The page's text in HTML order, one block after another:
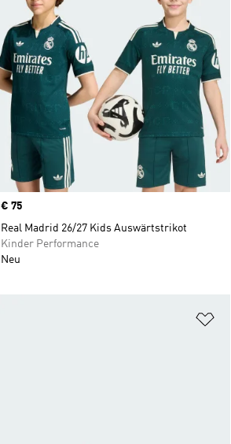
Price
€ 75
Real Madrid 26/27 Kids Auswärtstrikot
Kinder Performance
Neu